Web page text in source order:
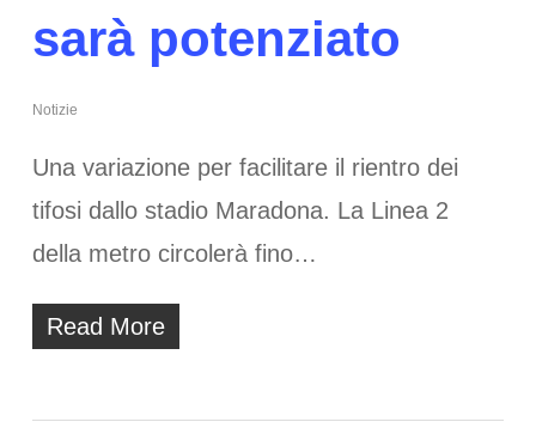
sarà potenziato
Notizie
Una variazione per facilitare il rientro dei
tifosi dallo stadio Maradona. La Linea 2
della metro circolerà fino…
Read More